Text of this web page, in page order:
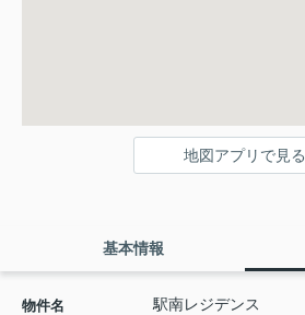
地図アプリで見る
基本情報
物件名 駅南レジデンス